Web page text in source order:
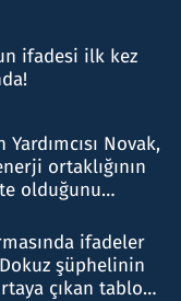
ifadesi ilk kez
Novak,
ortaklığının
olduğunu
ifadeler
şüphelinin
çıkan tablo